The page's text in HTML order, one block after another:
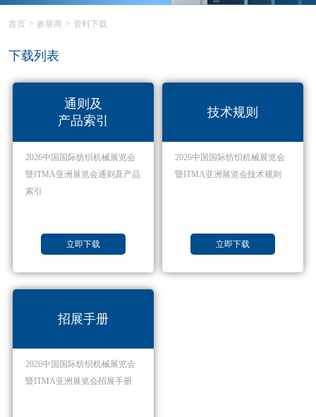
首页 > 参展商 > 资料下载
下载列表
通则及
产品索引
2026中国国际纺织机械展览会
暨ITMA亚洲展览会通则及产品
索引
立即下载
技术规则
2026中国国际纺织机械展览会
暨ITMA亚洲展览会技术规则
立即下载
招展手册
2026中国国际纺织机械展览会
暨ITMA亚洲展览会招展手册